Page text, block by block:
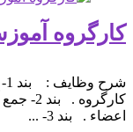
کارگروه
اعضاء . بند 3- ...